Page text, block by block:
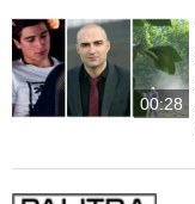
00:28